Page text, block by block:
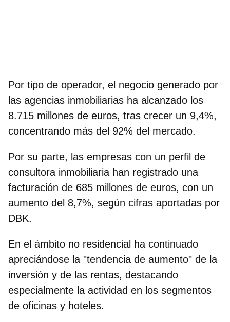
Por tipo de operador, el negocio generado por
las agencias inmobiliarias ha alcanzado los
8.715 millones de euros, tras crecer un 9,4%,
concentrando más del 92% del mercado.
Por su parte, las empresas con un perfil de
consultora inmobiliaria han registrado una
facturación de 685 millones de euros, con un
aumento del 8,7%, según cifras aportadas por
DBK.
En el ámbito no residencial ha continuado
apreciándose la "tendencia de aumento" de la
inversión y de las rentas, destacando
especialmente la actividad en los segmentos
de oficinas y hoteles.